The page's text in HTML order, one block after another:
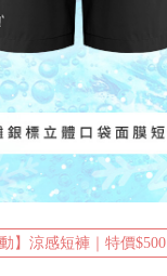
】涼感短褲｜特價$500